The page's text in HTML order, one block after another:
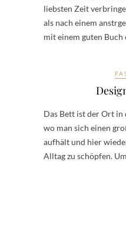
liebsten Zeit
als nach einem
mit einem guten
Das Bett ist der Ort in
wo man sich einen
aufhält und hier
Alltag zu schöpfen.